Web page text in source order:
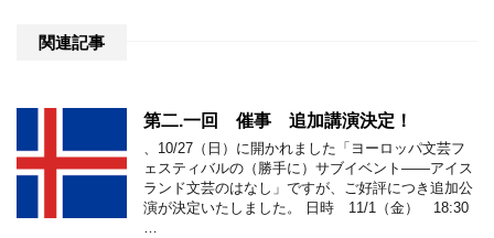
関連記事
第二.一回 催事 追加講演決定！
、10/27（日）に開かれました「ヨーロッパ文芸フ
ェスティバルの（勝手に）サブイベント――‏アイス
ランド文芸のはなし」ですが、ご好評につき追加公
演が決定いたしました。 日時 11/1（金） 18:30
…